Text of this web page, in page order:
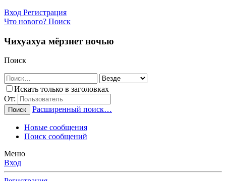
Вход Регистрация
Что нового? Поиск
Чихуахуа мёрзнет ночью
Поиск
Искать только в заголовках
От:
Поиск Расширенный поиск…
Новые сообщения
Поиск сообщений
Меню
Вход